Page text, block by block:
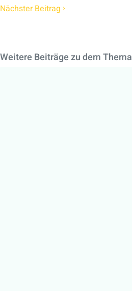
Nächster Beitrag ›
Weitere Beiträge zu dem Thema